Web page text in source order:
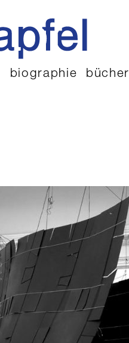
biographie bücher